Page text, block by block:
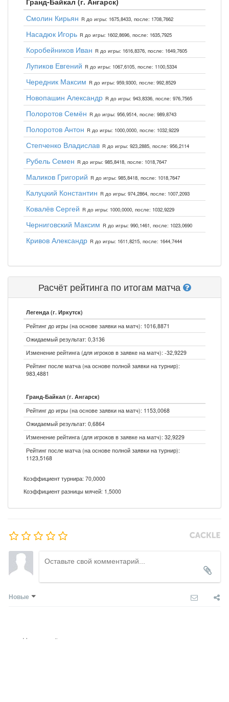
Смолин Кирьян R до игры: 1675,8433, после: 1708,7662
Насадюк Игорь R до игры: 1602,8696, после: 1635,7925
Коробейников Иван R до игры: 1616,8376, после: 1649,7605
Лупиков Евгений R до игры: 1067,6105, после: 1100,5334
Чередник Максим R до игры: 959,9300, после: 992,8529
Новопашин Александр R до игры: 943,8336, после: 976,7565
Полоротов Семён R до игры: 956,9514, после: 989,8743
Полоротов Антон R до игры: 1000,0000, после: 1032,9229
Степченко Владислав R до игры: 923,2885, после: 956,2114
Рубель Семен R до игры: 985,8418, после: 1018,7647
Маликов Григорий R до игры: 985,8418, после: 1018,7647
Калуцкий Константин R до игры: 974,2864, после: 1007,2093
Ковалёв Сергей R до игры: 1000,0000, после: 1032,9229
Черниговский Максим R до игры: 990,1461, после: 1023,0690
Кривов Александр R до игры: 1611,8215, после: 1644,7444
Расчёт рейтинга по итогам матча
Легенда (г. Иркутск)
Рейтинг до игры (на основе заявки на матч): 1016,8871
Ожидаемый результат: 0,3136
Изменение рейтинга (для игроков в заявке на матч): -32,9229
Рейтинг после матча (на основе полной заявки на турнир):
983,4881
Гранд-Байкал (г. Ангарск)
Рейтинг до игры (на основе заявки на матч): 1153,0068
Ожидаемый результат: 0,6864
Изменение рейтинга (для игроков в заявке на матч): 32,9229
Рейтинг после матча (на основе полной заявки на турнир):
1123,5168
Коэффициент турнира: 70,0000
Коэффициент разницы мячей: 1,5000
Новые
Никто ещё не оставил комментариев, станьте первым.